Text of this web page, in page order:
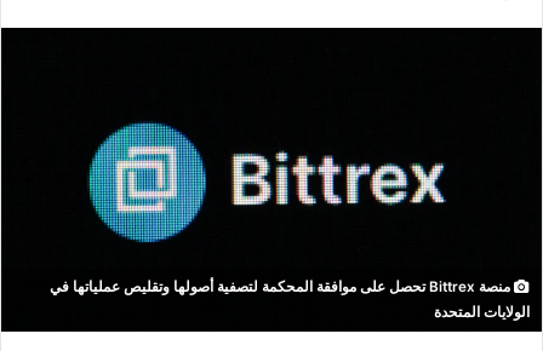
منصة Bittrex تحصل على موافقة المحكمة لتصفية أصولها وتقليص عملياتها في
الولايات المتحدة